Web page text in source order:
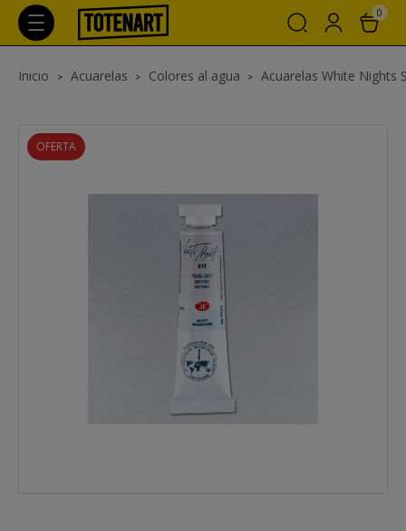
0
Inicio Acuarelas Colores al agua Acuarelas White Nights
OFERTA